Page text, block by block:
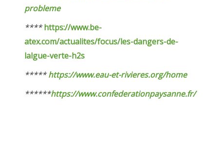
probleme
****https://www.be-
atex.com/actualites/focus/les-dangers-de-
lalgue-verte-h2s
*****https://www.eau-et-rivieres.org/home
******https://www.confederationpaysanne.fr/